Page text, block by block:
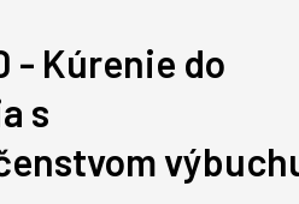
- Kúrenie do
s